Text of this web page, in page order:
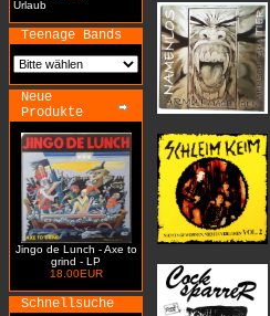
Urlaub
Teenage Bands
Neue
Produkte
Jingo de Lunch - Axe to
grind - LP
18.00EUR
Schnellsuche